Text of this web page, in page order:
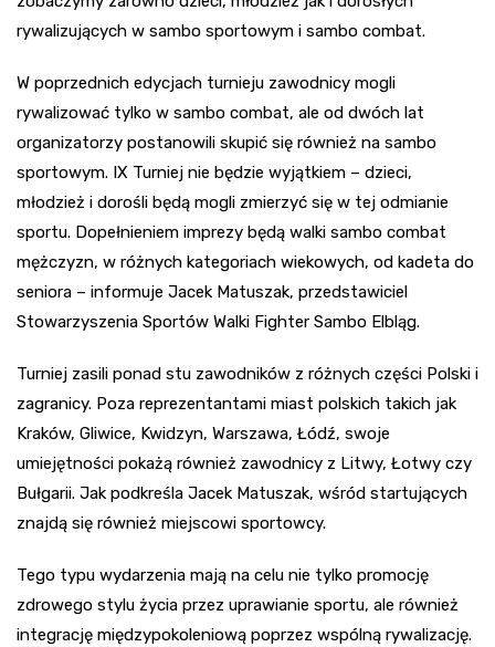
rywalizujących w sambo sportowym i sambo combat.
W poprzednich edycjach turnieju zawodnicy mogli
rywalizować tylko w sambo combat, ale od dwóch lat
organizatorzy postanowili skupić się również na sambo
sportowym. IX Turniej nie będzie wyjątkiem – dzieci,
młodzież i dorośli będą mogli zmierzyć się w tej odmianie
sportu. Dopełnieniem imprezy będą walki sambo combat
mężczyzn, w różnych kategoriach wiekowych, od kadeta do
seniora – informuje Jacek Matuszak, przedstawiciel
Stowarzyszenia Sportów Walki Fighter Sambo Elbląg.
Turniej zasili ponad stu zawodników z różnych części Polski i
zagranicy. Poza reprezentantami miast polskich takich jak
Kraków, Gliwice, Kwidzyn, Warszawa, Łódź, swoje
umiejętności pokażą również zawodnicy z Litwy, Łotwy czy
Bułgarii. Jak podkreśla Jacek Matuszak, wśród startujących
znajdą się również miejscowi sportowcy.
Tego typu wydarzenia mają na celu nie tylko promocję
zdrowego stylu życia przez uprawianie sportu, ale również
integrację międzypokoleniową poprzez wspólną rywalizację.